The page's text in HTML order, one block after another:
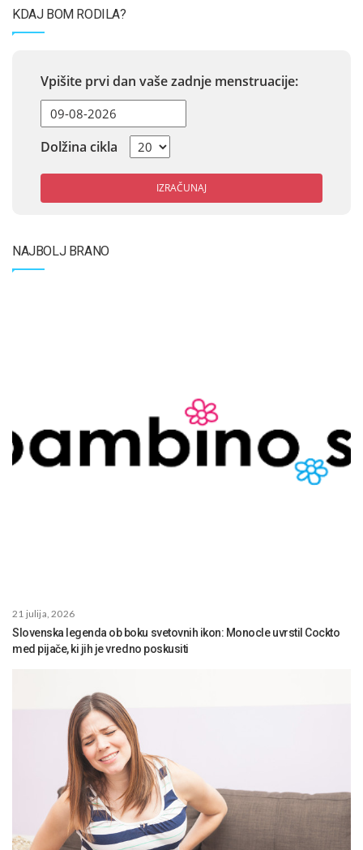
KDAJ BOM RODILA?
Vpišite prvi dan vaše zadnje menstruacije:
Dolžina cikla
IZRAČUNAJ
NAJBOLJ BRANO
21 julija, 2026
Slovenska legenda ob boku svetovnih ikon: Monocle uvrstil Cockto
med pijače, ki jih je vredno poskusiti